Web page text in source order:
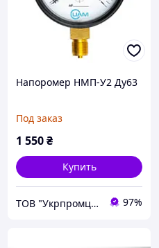
Напоромер НМП-У2 Ду63
Под заказ
1 550₴
Купить
ТОВ "Укрпромцентр ЛТД" 97%